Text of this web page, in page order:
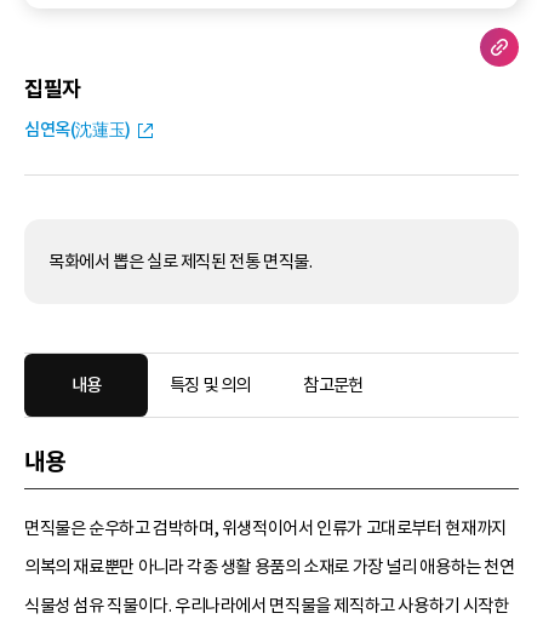
집필자
심연옥(沈蓮玉)
목화에서 뽑은 실로 제직된 전통 면직물.
내용 특징 및 의의 참고문헌
내용
면직물은 순우하고 검박하며, 위생적이어서 인류가 고대로부터 현재까지
의복의 재료뿐만 아니라 각종 생활 용품의 소재로 가장 널리 애용하는 천연
식물성 섬유 직물이다. 우리나라에서 면직물을 제직하고 사용하기 시작한